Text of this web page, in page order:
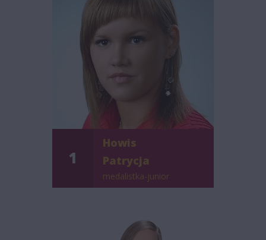
1
Howis
Patrycja
medalistka-junior